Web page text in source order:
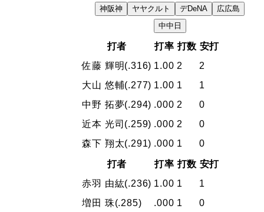
神阪神 ヤヤクルト デDeNA 広広島
中中日
打者 打率 打数 安打
佐藤 輝明(.316) 1.00 2
2
大山 悠輔(.277) 1.00 1
1
中野 拓夢(.294) .000 2
0
近本 光司 (.259) .000 2
0
森下 翔太(.291) .000 1 0
打者 打率 打数 安打
赤羽 由紘(.236) 1.00 1
1
増田 珠(.285) .000 1
0